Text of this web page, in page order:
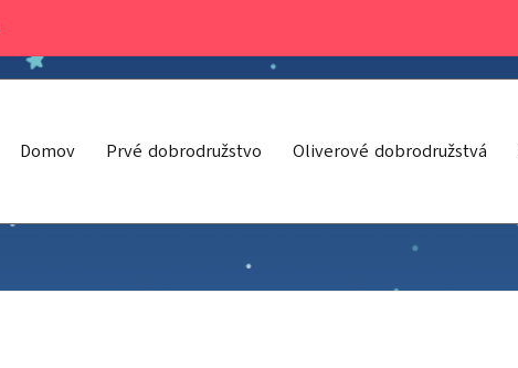
Domov Prvé dobrodružstvo Oliverové dobrodružstvá